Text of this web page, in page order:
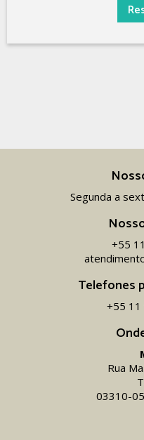
Rua
03310-
Segunda a
+55
Telefones
+55